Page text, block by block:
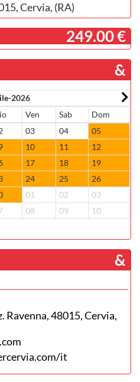
Cervia, (RA)
­ 249.00 €
&
2026
Ven Sab
Dom
03 04
05
10 11
12
17 18
19
24 25
26
01 02
03
08 09 10
­ &
Ravenna, 48015, Cervia,
it